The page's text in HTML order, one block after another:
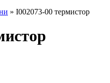
» I002073-00 термистор